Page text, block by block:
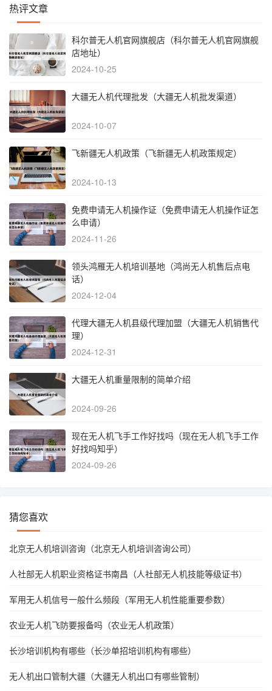
热评文章
科尔普无人机官网旗舰店（科尔普无人机官网旗舰
店地址）
2024-10-25
大疆无人机代理批发（大疆无人机批发渠道）
2024-10-07
飞新疆无人机政策（飞新疆无人机政策规定）
2024-10-13
免费申请无人机操作证（免费申请无人机操作证怎
么申请）
2024-11-26
领头鸿雁无人机培训基地（鸿尚无人机售后点电
话）
2024-12-04
代理大疆无人机县级代理加盟（大疆无人机销售代
理）
2024-12-31
大疆无人机重量限制的简单介绍
2024-09-26
现在无人机飞手工作好找吗（现在无人机飞手工作
好找吗知乎）
2024-09-26
猜您喜欢
北京无人机培训咨询（北京无人机培训咨询公司）
人社部无人机职业资格证书南昌（人社部无人机技能等级证书）
军用无人机信号一般什么频段（军用无人机性能重要参数）
农业无人机飞防要报备吗（农业无人机政策）
长沙培训机构有哪些（长沙单招培训机构有哪些）
无人机出口管制大疆（大疆无人机出口有哪些管制）